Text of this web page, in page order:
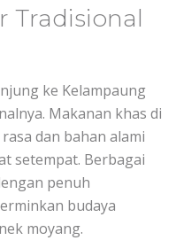
Tradisional
ke Kelampaung
Makanan khas di
dan bahan alami
setempat. Berbagai
penuh
budaya
moyang.